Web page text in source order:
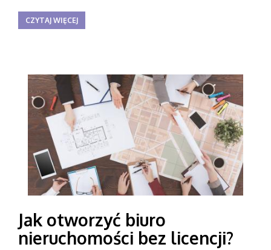
CZYTAJ WIĘCEJ
Jak otworzyć biuro
nieruchomości bez licencji?